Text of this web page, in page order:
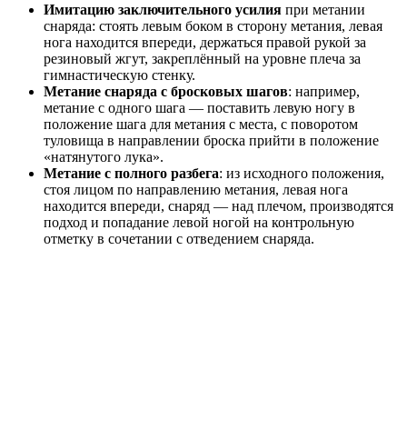
Имитацию заключительного усилия при метании
снаряда: стоять левым боком в сторону метания, левая
нога находится впереди, держаться правой рукой за
резиновый жгут, закреплённый на уровне плеча за
гимнастическую стенку.
Метание снаряда с бросковых шагов: например,
метание с одного шага — поставить левую ногу в
положение шага для метания с места, с поворотом
туловища в направлении броска прийти в положение
«натянутого лука».
Метание с полного разбега: из исходного положения,
стоя лицом по направлению метания, левая нога
находится впереди, снаряд — над плечом, производятся
подход и попадание левой ногой на контрольную
отметку в сочетании с отведением снаряда.